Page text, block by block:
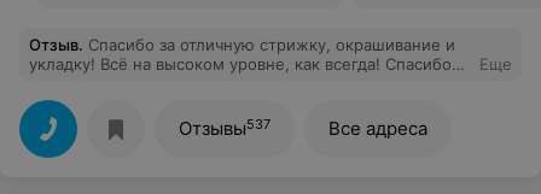
Отзыв. Спасибо за отличную стрижку, окрашивание и
укладку! Всё на высоком уровне, как всегда! Спасибо
благодаря профессионализму Эллы Шимко.
Еще
Отзывы537 Все адреса